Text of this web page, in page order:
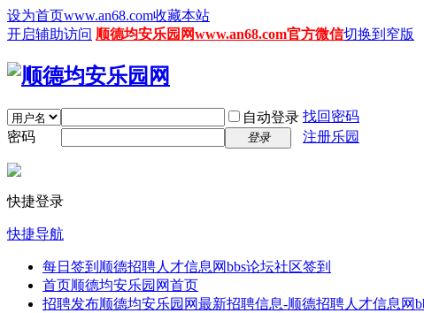
设为首页www.an68.com收藏本站
开启辅助访问 顺德均安乐园网www.an68.com官方微信切换到窄版
自动登录 找回密码
密码
登录 注册乐园
快捷登录
快捷导航
每日签到 顺德招聘人才信息网bbs论坛社区签到
首页顺德均安乐园网首页
招聘发布顺德均安乐园网最新招聘信息-顺德招聘人才信息网